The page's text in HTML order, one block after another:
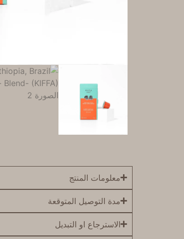
معلومات المنتج
مدة التوصيل المتوقعة
الاسترجاع او التبديل